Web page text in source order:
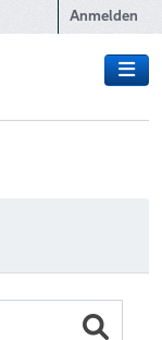
Anmelden